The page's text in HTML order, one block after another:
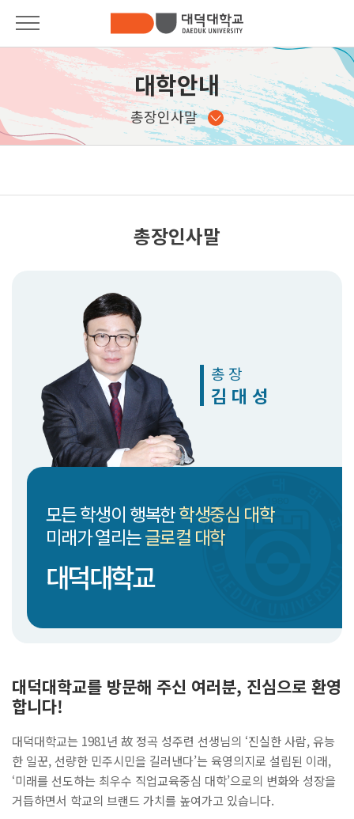
대학안내
입학안내
학과안내
DAEDUK
UNIVERSITY.
All Rights
Reserved.
대학안내
총장인사말
대학소개
법인소개
캠퍼스안내
입학안내
입학안내
학과안내
사회계열
기술계열
K-국방계열
전공심화과정(학사학위)
Pride of DDU
가디언제도
대학안내
총장인사말
총장인사말
총 장
김 대 성
모든 학생이 행복한학생중심 대학
미래가 열리는글로컬 대학
대덕대학교
대덕대학교를 방문해 주신 여러분, 진심으로 환영
합니다!
대덕대학교는 1981년 故 정곡 성주련 선생님의 ‘진실한 사람, 유능
한 일꾼, 선량한 민주시민을 길러낸다’는 육영의지로 설립된 이래,
‘미래를 선도하는 최우수 직업교육중심 대학’으로의 변화와 성장을
거듭하면서 학교의 브랜드 가치를 높여가고 있습니다.